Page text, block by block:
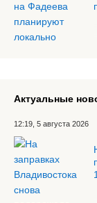
Актуальные
12:19, 5 августа 2026